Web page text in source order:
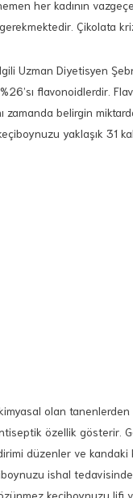
her kadının
Çikolata
Uzman Diyetisyen
flavonoidlerdir.
zamanda belirgin
yaklaşık 31
olan
özellik gösterir.
düzenler ve
ishal
keçiboynuzu lifi